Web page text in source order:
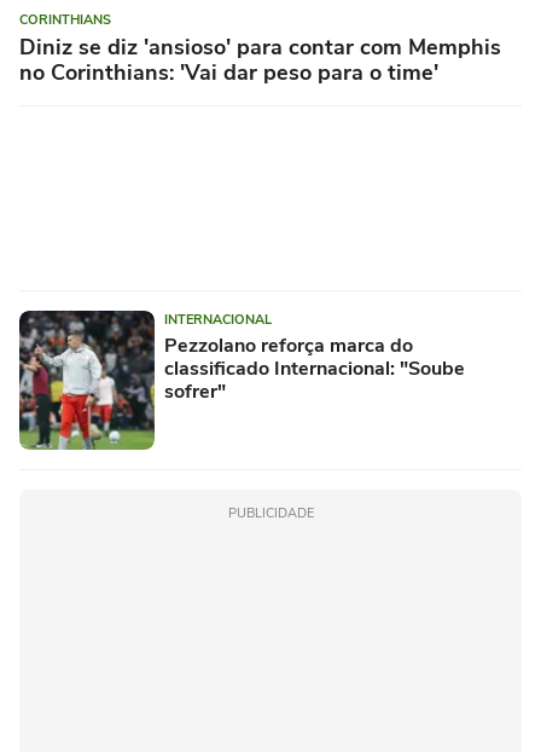
CORINTHIANS
Diniz se diz 'ansioso' para contar com Memphis
no Corinthians: 'Vai dar peso para o time'
INTERNACIONAL
Pezzolano reforça marca do
classificado Internacional: "Soube
sofrer"
PUBLICIDADE